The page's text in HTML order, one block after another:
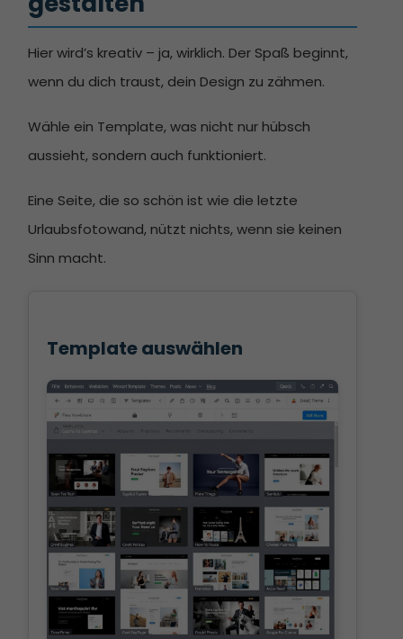
Hier wird’s kreativ – ja, wirklich. Der Spaß beginnt,
wenn du dich traust, dein Design zu zähmen.
Wähle ein Template, was nicht nur hübsch
aussieht, sondern auch funktioniert.
Eine Seite, die so schön ist wie die letzte
Urlaubsfotowand, nützt nichts, wenn sie keinen
Sinn macht.
Template auswählen